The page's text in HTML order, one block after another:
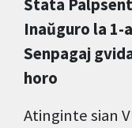
Ŝtata
Inaŭguro la 1-
Senpagaj
horo
Atinginte sian